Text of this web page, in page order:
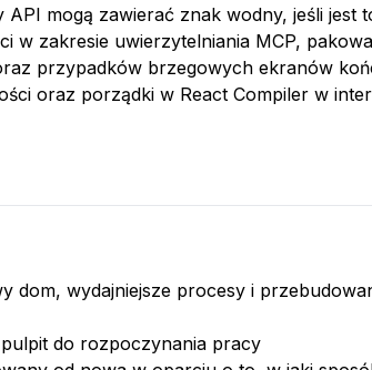
API mogą zawierać znak wodny, jeśli jest
w zakresie uwierzytelniania MCP,
przypadków brzegowych ekranów
oraz porządki w React Compiler w
dom, wydajniejsze procesy i
do rozpoczynania pracy